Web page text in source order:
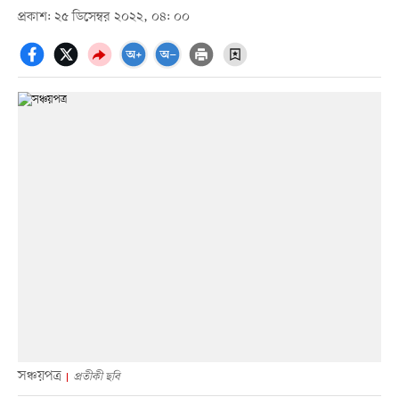
প্রকাশ: ২৫ ডিসেম্বর ২০২২, ০৪: ০০
সঞ্চয়পত্র প্রতীকী ছবি